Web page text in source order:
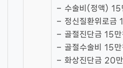
– 수술비(정액) 15
– 정신질환위로금
– 골절진단금 15만
– 골절수술비 15만
– 화상진단금 20